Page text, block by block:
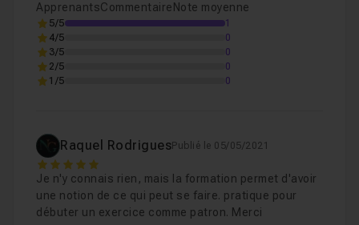
Bonne formation !
Chapitre 2 : Qu'est ce qu'un bilan ?
Chapitre 3 : L'actif
Chapitre 5 : Le passif 24m20
ApprenantsCommentaire Note moyenne
5/5
1
4/5
0
3/5
0
2/5
0
1/5
0
Raquel RodriguesPublié le 05/05/2021
5
Je n'y connais rien, mais la formation permet d'avoir
une notion de ce qui peut se faire. pratique pour
débuter un exercice comme patron. Merci